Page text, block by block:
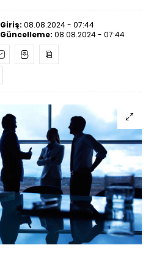
Giriş: 08.08.2024 - 07:44
Güncelleme: 08.08.2024 - 07:44